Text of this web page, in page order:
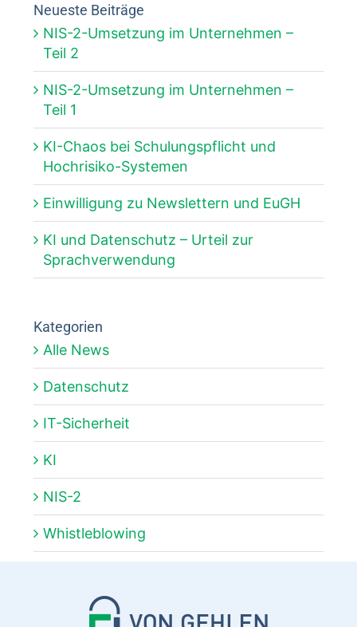
Neueste Beiträge
NIS-2-Umsetzung im Unternehmen –
Teil 2
NIS-2-Umsetzung im Unternehmen –
Teil 1
KI-Chaos bei Schulungspflicht und
Hochrisiko-Systemen
Einwilligung zu Newslettern und EuGH
KI und Datenschutz – Urteil zur
Sprachverwendung
Kategorien
Alle News
Datenschutz
IT-Sicherheit
KI
NIS-2
Whistleblowing